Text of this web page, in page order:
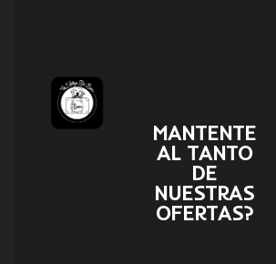
MANTENTE
AL TANTO
DE
NUESTRAS
OFERTAS?